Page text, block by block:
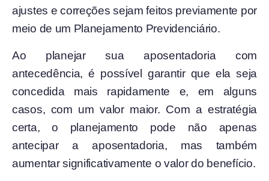
ajustes e correções sejam feitos previamente por
meio de um Planejamento Previdenciário.
Ao planejar sua aposentadoria com
antecedência, é possível garantir que ela seja
concedida mais rapidamente e, em alguns
casos, com um valor maior. Com a estratégia
certa, o planejamento pode não apenas
antecipar a aposentadoria, mas também
aumentar significativamente o valor do benefício.